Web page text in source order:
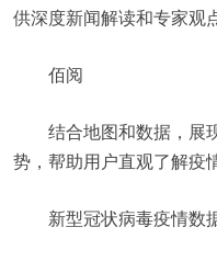
供深度新闻解读和专家观点
佰阅
结合地图和数据，展
势，帮助用户直观了解疫
新型冠状病毒疫情数